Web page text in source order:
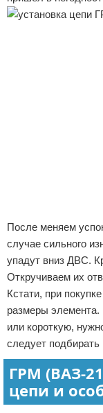
После меняем
случае сильного
упадут вниз ДВС.
Откручиваем их
Кстати, при
размеры
или короткую,
следует
ГРМ (ВАЗ-
цепи и